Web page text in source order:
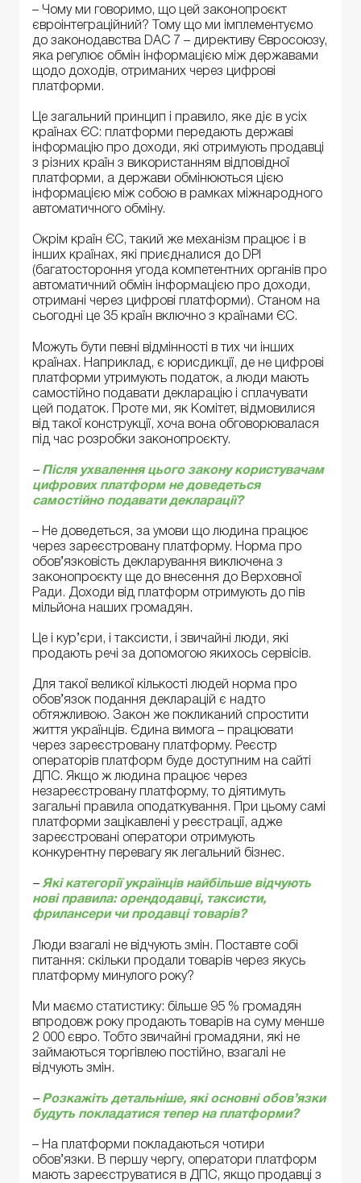
– Чому ми говоримо, що цей законопроєкт
євроінтеграційний? Тому що ми імплементуємо
до законодавства DAC 7 – директиву Євросоюзу,
яка регулює обмін інформацією між державами
щодо доходів, отриманих через цифрові
платформи.
Це загальний принцип і правило, яке діє в усіх
країнах ЄС: платформи передають державі
інформацію про доходи, які отримують продавці
з різних країн з використанням відповідної
платформи, а держави обмінюються цією
інформацією між собою в рамках міжнародного
автоматичного обміну.
Окрім країн ЄС, такий же механізм працює і в
інших країнах, які приєдналися до DPI
(багатостороння угода компетентних органів про
автоматичний обмін інформацією про доходи,
отримані через цифрові платформи). Станом на
сьогодні це 35 країн включно з країнами ЄС.
Можуть бути певні відмінності в тих чи інших
країнах. Наприклад, є юрисдикції, де не цифрові
платформи утримують податок, а люди мають
самостійно подавати декларацію і сплачувати
цей податок. Проте ми, як Комітет, відмовилися
від такої конструкції, хоча вона обговорювалася
під час розробки законопроєкту.
– Після ухвалення цього закону користувачам
цифрових платформ не доведеться
самостійно подавати декларації?
– Не доведеться, за умови що людина працює
через зареєстровану платформу. Норма про
обов’язковість декларування виключена з
законопроєкту ще до внесення до Верховної
Ради. Доходи від платформ отримують до пів
мільйона наших громадян.
Це і кур’єри, і таксисти, і звичайні люди, які
продають речі за допомогою якихось сервісів.
Для такої великої кількості людей норма про
обов’язок подання декларацій є надто
обтяжливою. Закон же покликаний спростити
життя українців. Єдина вимога – працювати
через зареєстровану платформу. Реєстр
операторів платформ буде доступним на сайті
ДПС. Якщо ж людина працює через
незареєстровану платформу, то діятимуть
загальні правила оподаткування. При цьому самі
платформи зацікавлені у реєстрації, адже
зареєстровані оператори отримують
конкурентну перевагу як легальний бізнес.
– Які категорії українців найбільше відчують
нові правила: орендодавці, таксисти,
фрилансери чи продавці товарів?
Люди взагалі не відчують змін. Поставте собі
питання: скільки продали товарів через якусь
платформу минулого року?
Ми маємо статистику: більше 95 % громадян
впродовж року продають товарів на суму менше
2 000 євро. Тобто звичайні громадяни, які не
займаються торгівлею постійно, взагалі не
відчують змін.
– Розкажіть детальніше, які основні обов’язки
будуть покладатися тепер на платформи?
– На платформи покладаються чотири
обов’язки. В першу чергу, оператори платформ
мають зареєструватися в ДПС, якщо продавці з